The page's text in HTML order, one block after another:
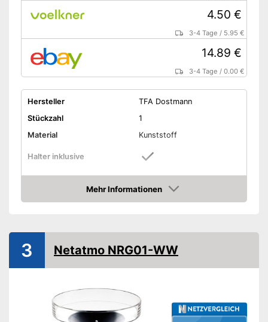
4.50 €
3-4 Tage / 5.95 €
14.89 €
3-4 Tage /0.00 €
Hersteller
TFA Dostmann
Stückzahl
1
Material
Kunststoff
Halter inklusive
Maße
8.7 x 11.6 x 20.5 cm
118 g
Mehr Informationen
Amazon
3 Netatmo NRG01-WW